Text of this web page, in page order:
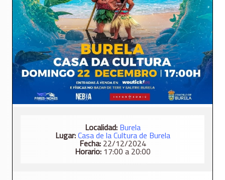
Localidad: Burela
Lugar:Casa de la Cultura de Burela
Fecha:22/12/2024
Horario:17:00 a 20:00